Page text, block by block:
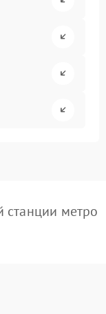
метро